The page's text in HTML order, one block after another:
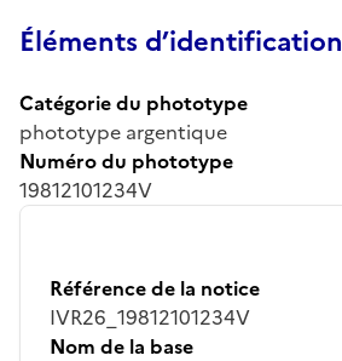
Éléments d’identification
Catégorie du phototype
phototype argentique
Numéro du phototype
19812101234V
Référence de la notice
IVR26_19812101234V
Nom de la base